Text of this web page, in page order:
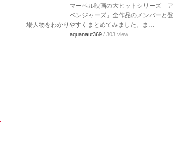
マーベル映画の大ヒットシリーズ「ア
ベンジャーズ」全作品のメンバーと登
場人物をわかりやすくまとめてみました。ま…
aquanaut369 / 303 view